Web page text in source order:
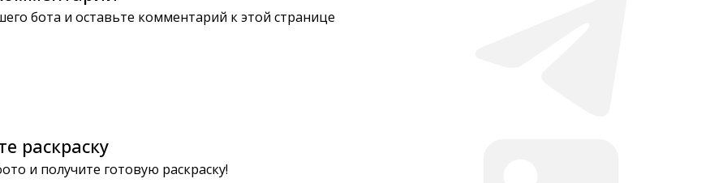
бота и оставьте комментарий к этой странице
раскраску
и получите готовую раскраску!